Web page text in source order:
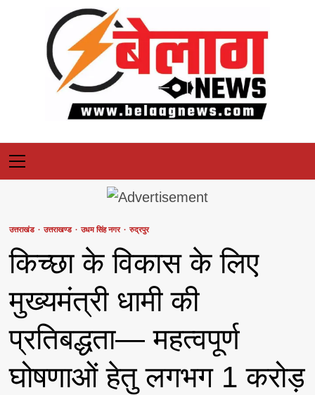
Primary
Menu
उत्तराखंड उत्तराखण्ड उधम सिंह नगर रुद्रपुर
किच्छा के विकास के लिए
मुख्यमंत्री धामी की
प्रतिबद्धता— महत्वपूर्ण
घोषणाओं हेतु लगभग 1 करोड़